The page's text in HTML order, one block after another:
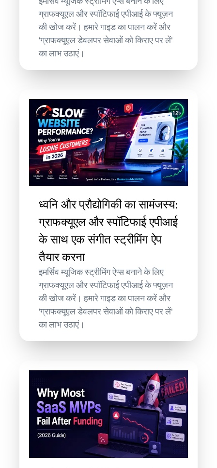
ग्राफक्यूएल और स्पॉटिफाई एपीआई के फ्यूज़न
की खोज करें। हमारे गाइड का पालन करें और
'ग्राफक्यूएल डेवलपर सेवाओं को किराए पर लें'
का लाभ उठाएं।
ध्वनि और प्रौद्योगिकी का सामंजस्य:
ग्राफक्यूएल और स्पॉटिफाई एपीआई
के साथ एक संगीत स्ट्रीमिंग ऐप
तैयार करना
इमर्सिव म्यूजिक स्ट्रीमिंग ऐप्स बनाने के लिए
ग्राफक्यूएल और स्पॉटिफाई एपीआई के फ्यूज़न
की खोज करें। हमारे गाइड का पालन करें और
'ग्राफक्यूएल डेवलपर सेवाओं को किराए पर लें'
का लाभ उठाएं।